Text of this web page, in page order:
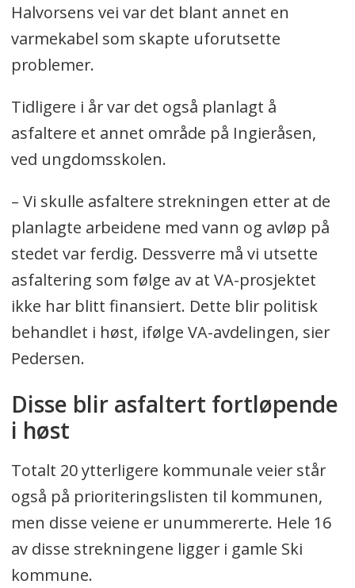
Halvorsens vei var det blant annet en
varmekabel som skapte uforutsette
problemer.
Tidligere i år var det også planlagt å
asfaltere et annet område på Ingieråsen,
ved ungdomsskolen.
– Vi skulle asfaltere strekningen etter at de
planlagte arbeidene med vann og avløp på
stedet var ferdig. Dessverre må vi utsette
asfaltering som følge av at VA-prosjektet
ikke har blitt finansiert. Dette blir politisk
behandlet i høst, ifølge VA-avdelingen, sier
Pedersen.
Disse blir asfaltert fortløpende
i høst
Totalt 20 ytterligere kommunale veier står
også på prioriteringslisten til kommunen,
men disse veiene er unummererte. Hele 16
av disse strekningene ligger i gamle Ski
kommune.